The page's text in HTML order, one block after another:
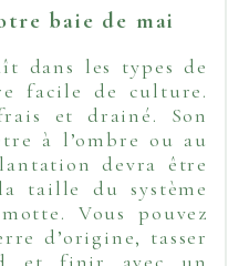
baie de mai
dans les types de
facile de culture.
et drainé. Son
à l’ombre ou au
devra être
taille du système
Vous pouvez
d’origine, tasser